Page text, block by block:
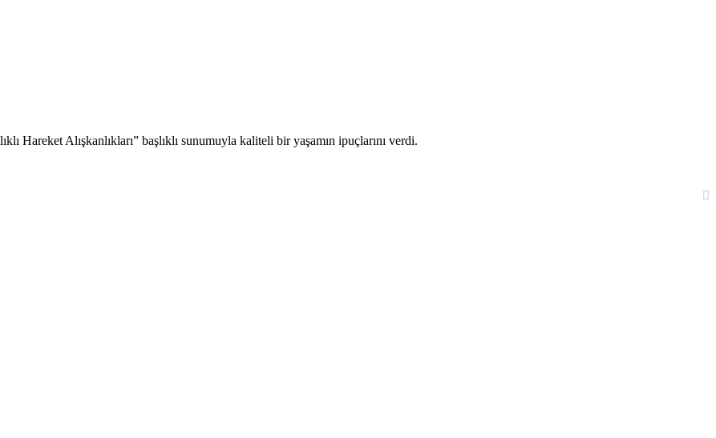
Hareket Alışkanlıkları” başlıklı sunumuyla kaliteli bir yaşamın ipuçlarını verdi.